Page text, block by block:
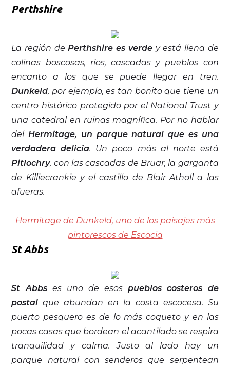
Perthshire
La región dePerthshire es verdey está llena de
colinas boscosas, ríos, cascadas y pueblos con
encanto a los que se puede llegar en tren.
Dunkeld, por ejemplo, es tan bonito que tiene un
centro histórico protegido por el National Trust y
una catedral en ruinas magnífica. Por no hablar
delHermitage, un parque natural que es una
verdadera delicia. Un poco más al norte está
Pitlochry, con las cascadas de Bruar, la garganta
de Killiecrankie y el castillo de Blair Atholl a las
afueras.
Hermitage de Dunkeld, uno de los paisajes más
pintorescos de Escocia
St Abbs
St Abbses uno de esospueblos costeros de
postal que abundan en la costa escocesa. Su
puerto pesquero es de lo más coqueto y en las
pocas casas que bordean el acantilado se respira
tranquilidad y calma. Justo al lado hay un
parque natural con senderos que serpentean